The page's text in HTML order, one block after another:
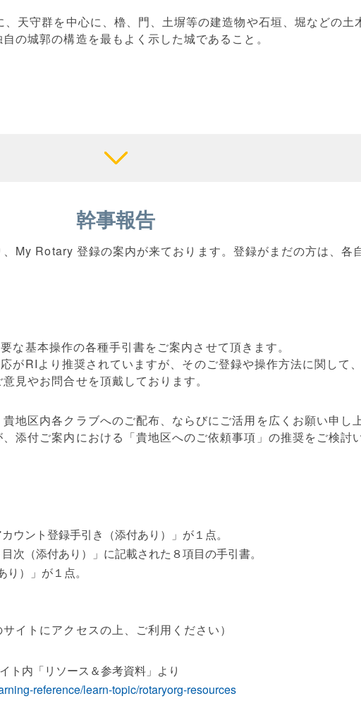
天守群を中心に、櫓、門、土塀等の建造物や石垣、堀などの土
の城郭の構造を最もよく示した城であること。
幹事報告
My Rotary 登録の案内が来ております。登録がまだの方は、各
な基本操作の各種手引書をご案内させて頂きます。
がRIより推奨されていますが、そのご登録や操作方法に関して、
見やお問合せを頂戴しております。
地区内各クラブへのご配布、ならびにご活用を広くお願い申し上
添付ご案内における「貴地区へのご依頼事項」の推奨をご検討
ウント登録手引き（添付あり）」が１点。
次（添付あり）」に記載された８項目の手引書。
）」が１点。
イトにアクセスの上、ご利用ください）
ト内「リソース＆参考資料」より
reference/learn-topic/rotaryorg-resources